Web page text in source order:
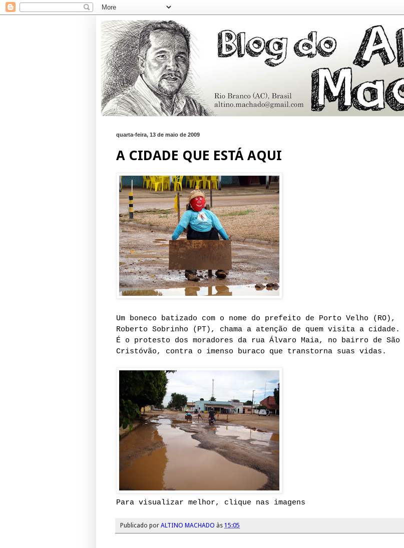
quarta-feira, 13 de maio de 2009
A CIDADE QUE ESTÁ AQUI
Um boneco batizado com o nome do prefeito de Porto Velho (RO),
Roberto Sobrinho (PT), chama a atenção de quem visita a cidade.
É o protesto dos moradores da rua Álvaro Maia, no bairro de São
Cristóvão, contra o imenso buraco que transtorna suas vidas.
Para visualizar melhor, clique nas imagens
Publicado por ALTINO MACHADO às 15:05